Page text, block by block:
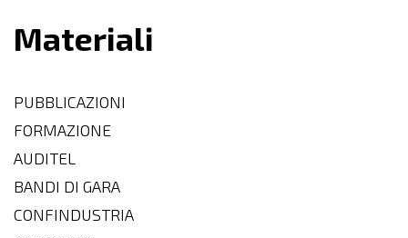
Materiali
PUBBLICAZIONI
FORMAZIONE
AUDITEL
BANDI DI GARA
CONFINDUSTRIA